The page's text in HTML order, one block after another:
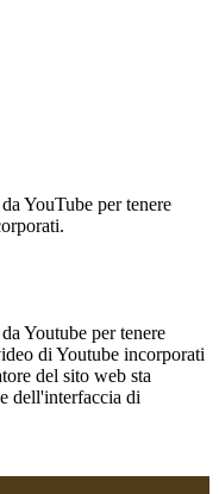
YouTube per tenere
Youtube per tenere
di Youtube incorporati
del sito web sta
dell'interfaccia di